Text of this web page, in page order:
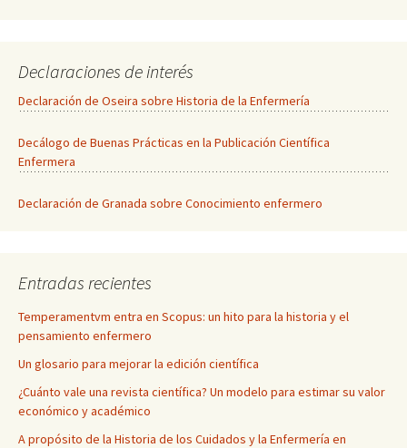
Declaraciones de interés
Declaración de Oseira sobre Historia de la Enfermería
Decálogo de Buenas Prácticas en la Publicación Científica
Enfermera
Declaración de Granada sobre Conocimiento enfermero
Entradas recientes
Temperamentvm entra en Scopus: un hito para la historia y el
pensamiento enfermero
Un glosario para mejorar la edición científica
¿Cuánto vale una revista científica? Un modelo para estimar su valor
económico y académico
A propósito de la Historia de los Cuidados y la Enfermería en